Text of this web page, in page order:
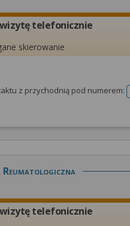
telefonicznie
skierowanie
z przychodnią pod numerem:
telefonicznie